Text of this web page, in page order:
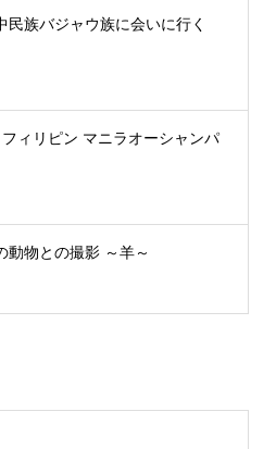
民族バジャウ族に会いに行く
動物との撮影 ～羊～